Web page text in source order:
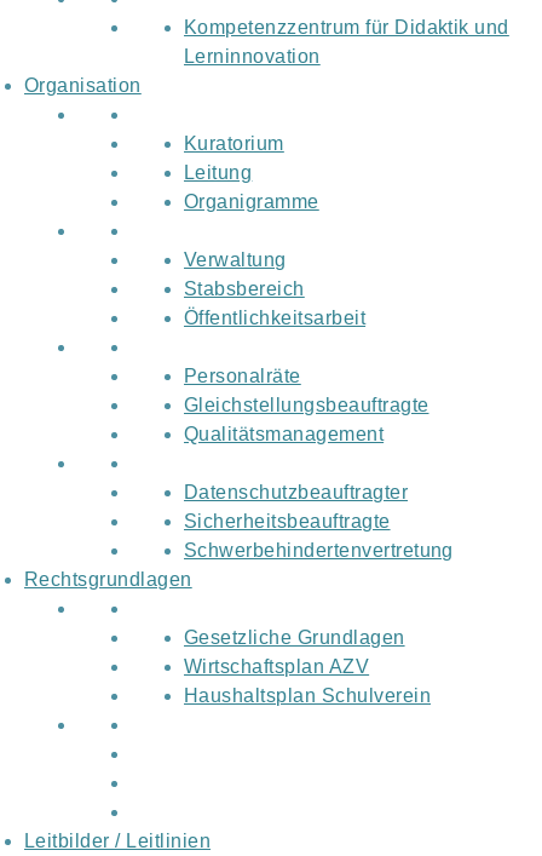
Kompetenzzentrum für Didaktik und
Lerninnovation
Organisation
Kuratorium
Leitung
Organigramme
Verwaltung
Stabsbereich
Öffentlichkeitsarbeit
Personalräte
Gleichstellungsbeauftragte
Qualitätsmanagement
Datenschutzbeauftragter
Sicherheitsbeauftragte
Schwerbehindertenvertretung
Rechtsgrundlagen
Gesetzliche Grundlagen
Wirtschaftsplan AZV
Haushaltsplan Schulverein
Leitbilder / Leitlinien